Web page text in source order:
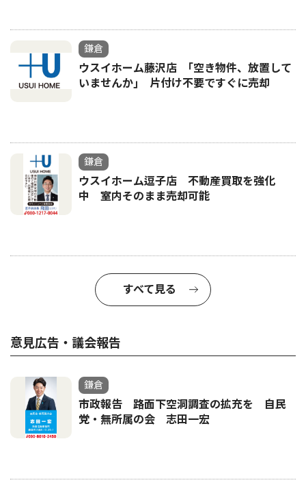
鎌倉
ウスイホーム藤沢店 ｢空き物件、放置して
いませんか｣ 片付け不要ですぐに売却
鎌倉
ウスイホーム逗子店 不動産買取を強化
中 室内そのまま売却可能
すべて見る
意見広告・議会報告
鎌倉
市政報告 路面下空洞調査の拡充を 自民
党・無所属の会 志田一宏